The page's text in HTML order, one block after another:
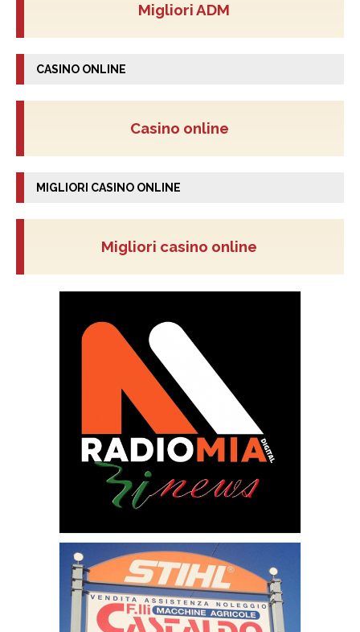
Migliori ADM
CASINO ONLINE
Casino online
MIGLIORI CASINO ONLINE
Migliori casino online